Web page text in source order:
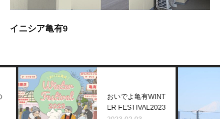
イニシア亀有9
おいでよ亀有WINT
ER FESTIVAL2023